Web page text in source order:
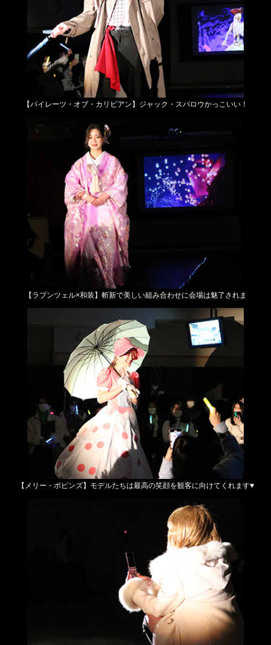
【パイレーツ・オブ・カリビアン】 ジャック・スパロウかっこいい！
【ラプンツェル×和装】 斬新で美しい組み合わせに会場は魅了されま
【メリー・ポピンズ】 モデルたちは最高の笑顔を観客に向けてくれます♥